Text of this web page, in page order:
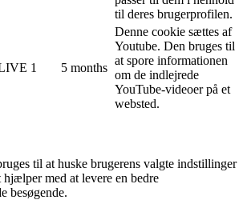
til deres brugerprofilen.
1 5 months
Denne cookie sættes af
Youtube. Den bruges til
at spore informationen
om de indlejrede
YouTube-videoer på et
websted.
til at huske brugerens valgte indstillinger
med at levere en bedre
besøgende.